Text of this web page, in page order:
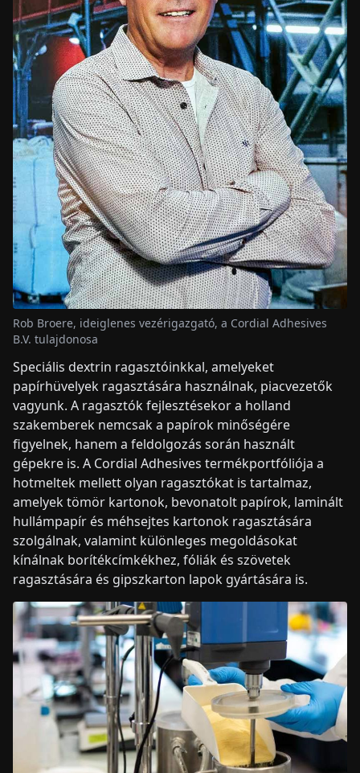
Rob Broere, ideiglenes vezérigazgató, a Cordial Adhesives
B.V. tulajdonosa
Speciális dextrin ragasztóinkkal, amelyeket
papírhüvelyek ragasztására használnak, piacvezetők
vagyunk. A ragasztók fejlesztésekor a holland
szakemberek nemcsak a papírok minőségére
figyelnek, hanem a feldolgozás során használt
gépekre is. A Cordial Adhesives termékportfóliója a
hotmeltek mellett olyan ragasztókat is tartalmaz,
amelyek tömör kartonok, bevonatolt papírok, laminált
hullámpapír és méhsejtes kartonok ragasztására
szolgálnak, valamint különleges megoldásokat
kínálnak borítékcímkékhez, fóliák és szövetek
ragasztására és gipszkarton lapok gyártására is.